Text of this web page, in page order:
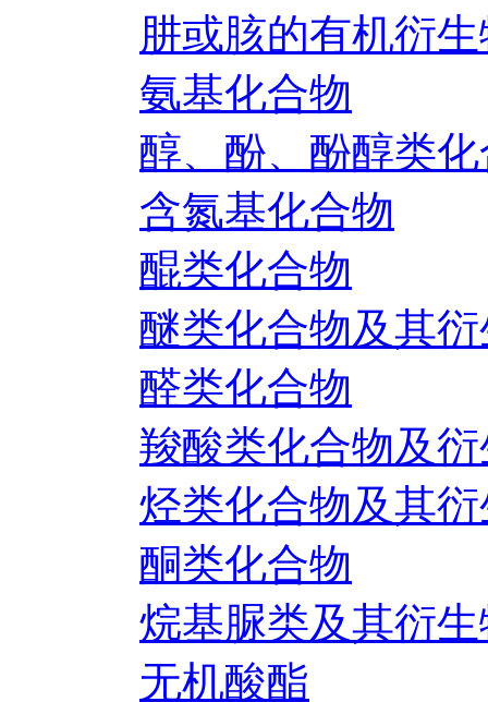
肼或胲的有机衍
氨基化合物
醇、酚、酚醇类
含氮基化合物
醌类化合物
醚类化合物及其
醛类化合物
羧酸类化合物及
烃类化合物及其
酮类化合物
烷基脲类及其衍
无机酸酯